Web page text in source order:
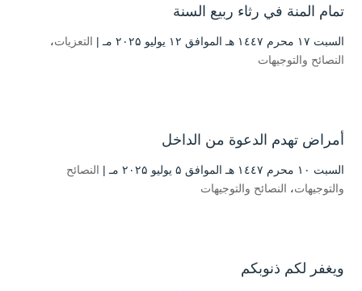
تمام المنة في رثاء ربيع السنة
السبت ۱۷ محرم ۱٤٤۷ هـ الموافق ۱۲ يوليو ۲۰۲۵ مـ | التعزيات،
النصائح والتوجيهات
أمراض تهدم الدعوة من الداخل
السبت ۱۰ محرم ۱٤٤۷ هـ الموافق ۵ يوليو ۲۰۲۵ مـ |
النصائح
والتوجيهات، النصائح والتوجيهات
ويغفر لكم ذنوبكم